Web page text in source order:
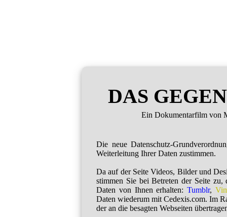
DAS
Ein Dokumentarfilm von
Die neue Datenschutz-
Weiterleitung Ihrer Daten zustimmen.
Da auf der Seite Videos, Bilder und
stimmen Sie bei Betreten der Seite zu,
Daten von Ihnen erhalten:Tumblr,
Daten wiederum mit Cedexis.com. Im
der an die besagten Webseiten